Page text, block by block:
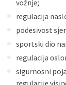
vožnje;
regulacija
podesivost
sportski dio
regulacija
sigurnosni
regulacije